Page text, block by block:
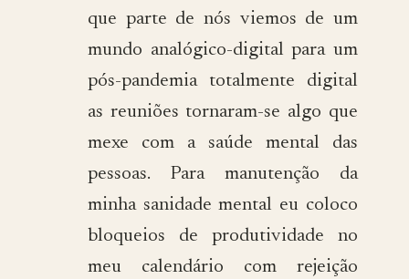
que parte de nós viemos de um
mundo analógico-digital para um
pós-pandemia totalmente digital
as reuniões tornaram-se algo que
mexe com a saúde mental das
pessoas. Para manutenção da
minha sanidade mental eu coloco
bloqueios de produtividade no
meu calendário com rejeição